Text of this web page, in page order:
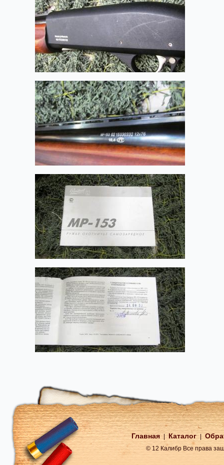
Главная Каталог
© 12 Калибр Все права